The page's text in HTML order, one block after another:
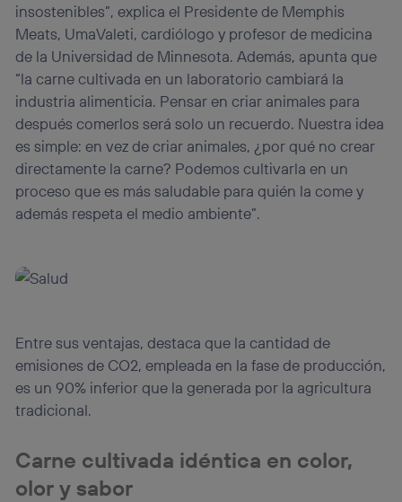
insostenibles”, explica el Presidente de Memphis
Meats, UmaValeti, cardiólogo y profesor de medicina
de la Universidad de Minnesota. Además, apunta que
“la carne cultivada en un laboratorio cambiará la
industria alimenticia. Pensar en criar animales para
después comerlos será solo un recuerdo. Nuestra idea
es simple: en vez de criar animales, ¿por qué no crear
directamente la carne? Podemos cultivarla en un
proceso que es más saludable para quién la come y
además respeta el medio ambiente”.
Entre sus ventajas, destaca que la cantidad de
emisiones de CO2, empleada en la fase de producción,
es un 90% inferior que la generada por la agricultura
tradicional.
Carne cultivada idéntica en color,
olor y sabor